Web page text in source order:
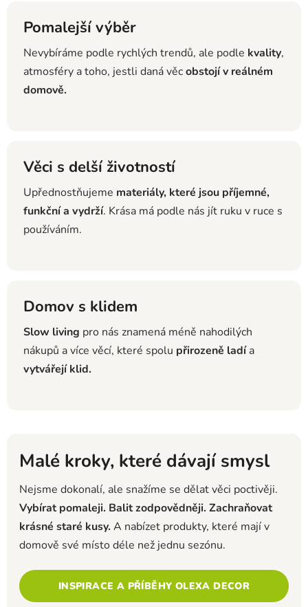
Pomalejší výběr
Nevybíráme podle rychlých trendů, ale podle kvality,
atmosféry a toho, jestli daná věcobstojí v reálném
domově.
Věci s delší životností
Upřednostňujeme materiály, které jsou příjemné,
funkční a vydrží. Krása má podle nás jít ruku v ruce s
používáním.
Domov s klidem
Slow living pro nás znamená méně nahodilých
nákupů a více věcí, které spolu přirozeně ladía
vytvářejí klid.
Malé kroky, které dávají smysl
Nejsme dokonalí, ale snažíme se dělat věci poctivěji.
Vybírat pomaleji. Balit zodpovědněji. Zachraňovat
krásné staré kusy. A nabízet produkty, které mají v
domově své místo déle než jednu sezónu.
INSPIRACE A PŘÍBĚHY OLEXA DECOR